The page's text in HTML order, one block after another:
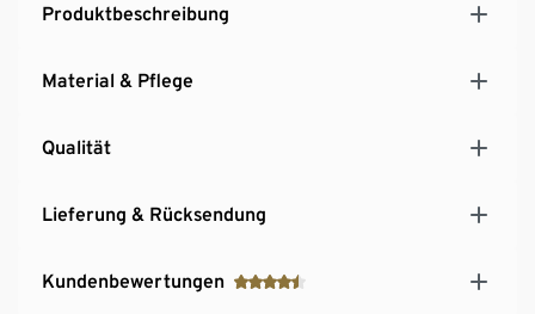
Produktbeschreibung
Material & Pflege
Qualität
Lieferung & Rücksendung
Kundenbewertungen